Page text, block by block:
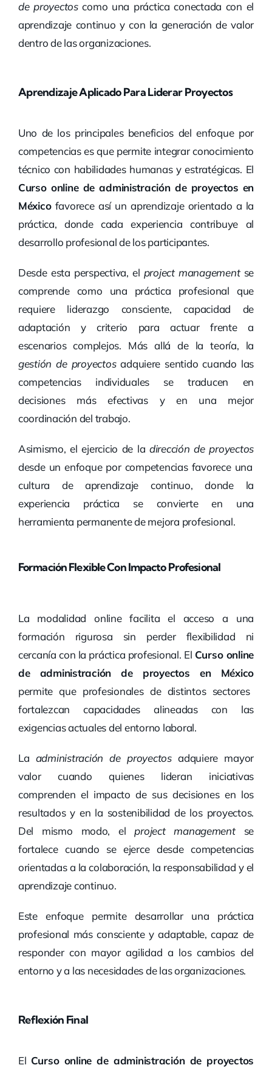
de proyectoscomo una práctica conectada con el
aprendizaje continuo y con la generación de valor
dentro de las organizaciones.
Aprendizaje Aplicado Para Liderar Proyectos
Uno de los principales beneficios del enfoque por
competencias es que permite integrar conocimiento
técnico con habilidades humanas y estratégicas. El
Curso online de administración de proyectos en
Méxicofavorece así un aprendizaje orientado a la
práctica, donde cada experiencia contribuye al
desarrollo profesional de los participantes.
Desde esta perspectiva, el project managementse
comprende como una práctica profesional que
requiere liderazgo consciente, capacidad de
adaptación y criterio para actuar frente a
escenarios complejos. Más allá de la teoría, la
gestión de proyectosadquiere sentido cuando las
competencias individuales se traducen en
decisiones más efectivas y en una mejor
coordinación del trabajo.
Asimismo, el ejercicio de la dirección de proyectos
desde un enfoque por competencias favorece una
cultura de aprendizaje continuo, donde la
experiencia práctica se convierte en una
herramienta permanente de mejora profesional.
Formación Flexible Con Impacto Profesional
La modalidad online facilita el acceso a una
formación rigurosa sin perder flexibilidad ni
cercanía con la práctica profesional. El Curso online
de administración de proyectos en México
permite que profesionales de distintos sectores
fortalezcan capacidades alineadas con las
exigencias actuales del entorno laboral.
La administración de proyectosadquiere mayor
valor cuando quienes lideran iniciativas
comprenden el impacto de sus decisiones en los
resultados y en la sostenibilidad de los proyectos.
Del mismo modo, elproject managementse
fortalece cuando se ejerce desde competencias
orientadas a la colaboración, la responsabilidad y el
aprendizaje continuo.
Este enfoque permite desarrollar una práctica
profesional más consciente y adaptable, capaz de
responder con mayor agilidad a los cambios del
entorno y a las necesidades de las organizaciones.
Reflexión Final
El Curso online de administración de proyectos